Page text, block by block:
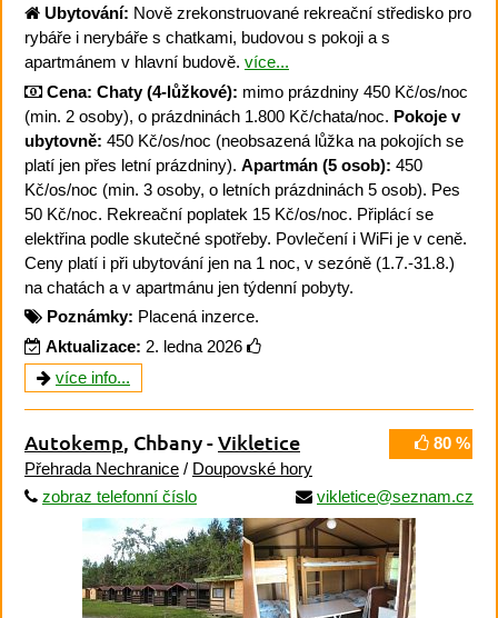
Ubytování: Nově zrekonstruované rekreační středisko pro
rybáře i nerybáře s chatkami, budovou s pokoji a s
apartmánem v hlavní budově. více...
Cena: Chaty (4-lůžkové): mimo prázdniny 450 Kč/os/noc
(min. 2 osoby), o prázdninách 1.800 Kč/chata/noc. Pokoje v
ubytovně: 450 Kč/os/noc (neobsazená lůžka na pokojích se
platí jen přes letní prázdniny). Apartmán (5 osob): 450
Kč/os/noc (min. 3 osoby, o letních prázdninách 5 osob). Pes
50 Kč/noc. Rekreační poplatek 15 Kč/os/noc. Připlácí se
elektřina podle skutečné spotřeby. Povlečení i WiFi je v ceně.
Ceny platí i při ubytování jen na 1 noc, v sezóně (1.7.-31.8.)
na chatách a v apartmánu jen týdenní pobyty.
Poznámky: Placená inzerce.
Aktualizace: 2. ledna 2026
více info...
80 %
Autokemp, Chbany -Vikletice
Přehrada Nechranice / Doupovské hory
zobraz telefonní číslo
vikletice@seznam.cz